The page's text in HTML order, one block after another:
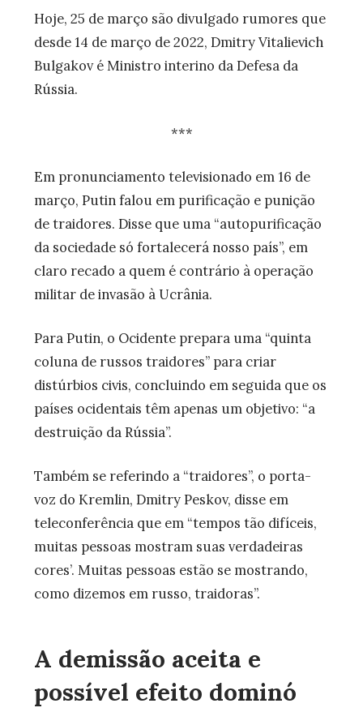
Hoje, 25 de março são divulgado rumores que
desde 14 de março de 2022, Dmitry Vitalievich
Bulgakov é Ministro interino da Defesa da
Rússia.
***
Em pronunciamento televisionado em 16 de
março, Putin falou em purificação e punição
de traidores. Disse que uma “autopurificação
da sociedade só fortalecerá nosso país”, em
claro recado a quem é contrário à operação
militar de invasão à Ucrânia.
Para Putin, o Ocidente prepara uma “quinta
coluna de russos traidores” para criar
distúrbios civis, concluindo em seguida que os
países ocidentais têm apenas um objetivo: “a
destruição da Rússia”.
Também se referindo a “traidores”, o porta-
voz do Kremlin, Dmitry Peskov, disse em
teleconferência que em “tempos tão difíceis,
muitas pessoas mostram suas verdadeiras
cores’. Muitas pessoas estão se mostrando,
como dizemos em russo, traidoras”.
A demissão aceita e
possível efeito dominó